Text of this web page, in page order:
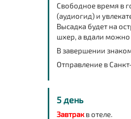
Свободное время в
(аудиогид) и
Высадка будет на
шхер, а вдали можно
В завершении
Отправление в
5 день
Завтрак в отеле.